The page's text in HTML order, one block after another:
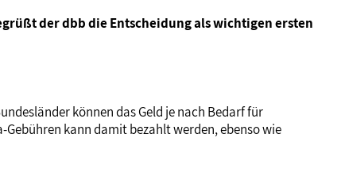
der dbb die Entscheidung als wichtigen ersten
können das Geld je nach Bedarf für
kann damit bezahlt werden, ebenso wie